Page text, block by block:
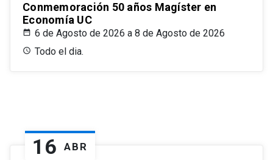
Conmemoración 50 años Magíster en
Economía UC
6 de Agosto de 2026 a 8 de Agosto de 2026
Todo el dia.
16 ABR